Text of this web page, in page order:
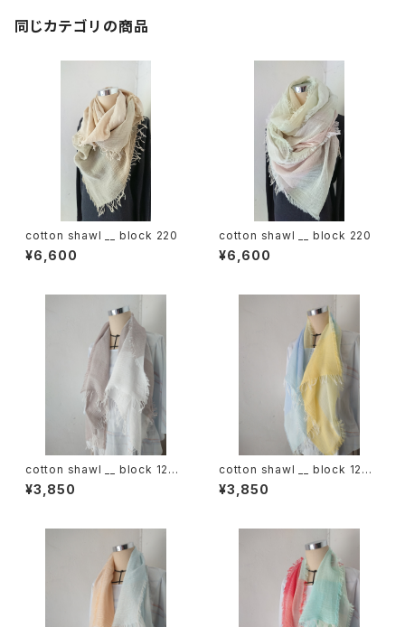
同じカテゴリの商品
cotton shawl __ block 220
¥6,600
cotton shawl __ block 220
¥6,600
cotton shawl __ block 120
白木蓮w
¥3,850
cotton shawl __ block 120
天泣w
¥3,850